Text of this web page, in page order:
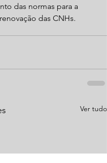
das normas para a
das CNHs.
Ver tudo